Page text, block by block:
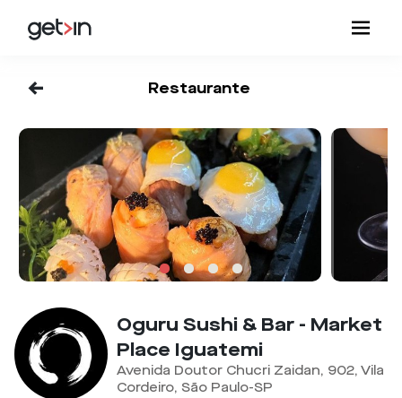
<- Restaurante
Oguru Sushi & Bar - Market
Place Iguatemi
Avenida Doutor Chucri Zaidan, 902, Vila
Cordeiro, São Paulo-SP